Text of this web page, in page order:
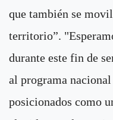
que también se
territorio”.
durante este fin de
al programa
posicionados como